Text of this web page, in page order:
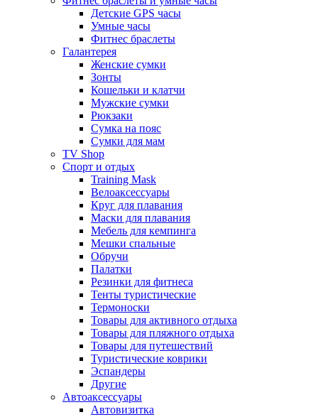
Детские GPS часы
Умные часы
Фитнес браслеты
Галантерея
Женские сумки
Зонты
Кошельки и клатчи
Мужские сумки
Рюкзаки
Сумка на пояс
Сумки для мам
TV Shop
Спорт и отдых
Training Mask
Велоаксессуары
Круг для плавания
Маски для плавания
Мебель для кемпинга
Мешки спальные
Обручи
Палатки
Резинки для фитнеса
Тенты туристические
Термоноски
Товары для активного отдыха
Товары для пляжного отдыха
Товары для путешествий
Туристические коврики
Эспандеры
Другие
Автоаксессуары
Автовизитка